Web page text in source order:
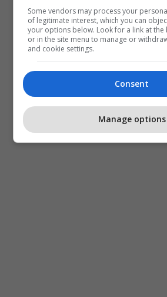
Some vendors may process your
of legitimate interest, which you can
your options below. Look for a link at
or in the site menu to manage or
and cookie settings.
Consent
Manage options